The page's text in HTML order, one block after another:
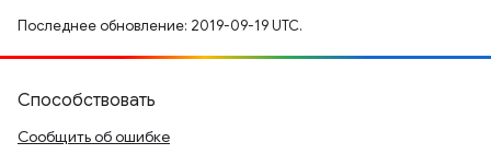
Последнее обновление: 2019-09-19 UTC.
Способствовать
Сообщить об ошибке